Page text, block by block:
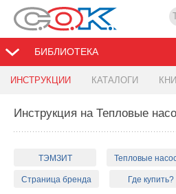
БИБЛИОТЕКА
ИНСТРУКЦИИ КАТАЛОГИ
Инструкция на Тепловые
ТЭМЗИТ Тепловые
Страница бренда Где купить?